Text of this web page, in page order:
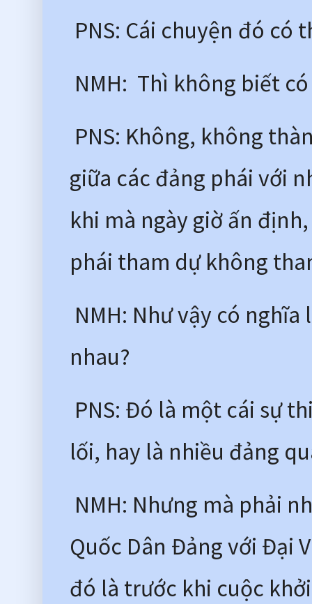
PNS: Cái chuyện đó có
NMH:  Thì không biết
PNS: Không, không
giữa các đảng phái với
khi mà ngày giờ ấn
phái tham dự không
NMH: Như vậy có
nhau?
PNS: Đó là một cái sự
lối, hay là nhiều đảng
NMH: Nhưng mà phải
Quốc Dân Đảng với Đại
đó là trước khi cuộc